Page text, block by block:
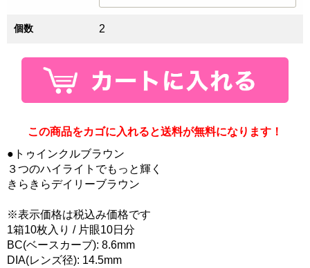
個数 2
この商品をカゴに入れると送料が無料になります！
●トゥインクルブラウン
３つのハイライトでもっと輝く
きらきらデイリーブラウン
※表示価格は税込み価格です
1箱10枚入り / 片眼10日分
BC(ベースカーブ): 8.6mm
DIA(レンズ径): 14.5mm